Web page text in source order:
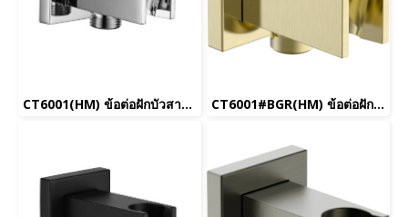
CT6001(HM) ข้อต่อฝักบัวสายอ่อน CT6001#BGR(HM) ข้อต่อฝักบัวสายอ่อน(สีทองด้าน)